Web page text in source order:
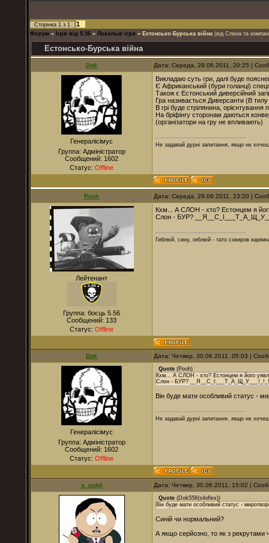
Сторінка 1 з 1 1
Форум » Ігри від 5.56 » Локальні ігри » Естонсько-Бурська війна (від Слона та
Естонсько-Бурська війна
Dok Дата: Середа, 29.06.2011, 20:25 |
Генералісімус
Группа: Адміністратор
Сообщений: 1602
Статус: Offline
Викладаю суть гри, далі буде
Є Африканський (бури голанці)
Також є Естонський диверсійний
Гра називається Диверсанти (В тилу
В грі буде стрілянина,
На бріфінгу сторонам даються
(організатори на гру не впливають)
Не задавай дурні запитання, якщо не
Pooh Дата: Середа, 29.06.2011, 23:20 |
Лейтенант
Группа: боєць 5.56
Сообщений: 133
Статус: Offline
Кхм... А СЛОН - хто? Естонцем я
Слон - БУР?
Гиблюй, сину, гиблюй - тато сокиров
Dok Дата: Четвер, 30.06.2011, 05:03 |
Генералісімус
Группа: Адміністратор
Сообщений: 1602
Статус: Offline
Quote (Pooh)
Кхм... А СЛОН - хто? Естонцем я його
Слон - БУР? __Я__С_І___Т_А_Щ_У___!_!_!
Він буде мати особливий статус -
Не задавай дурні запитання, якщо не
s_pohil Дата: Четвер, 30.06.2011, 15:02 |
Quote (Dok556(siloflex))
Він буде мати особливий статус -
Синій чи нормальний?
А якщо серйозно, то як з рекрутами